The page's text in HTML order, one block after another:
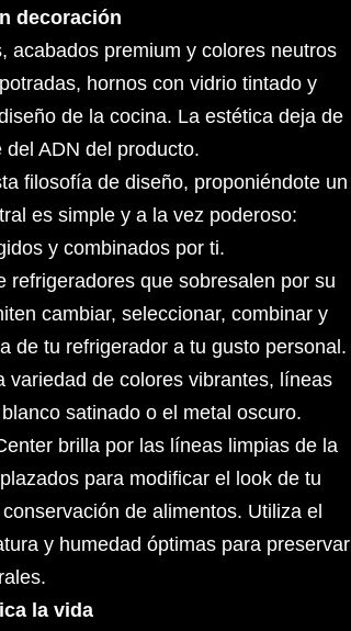
decoración
acabados premium y colores neutros
hornos con vidrio tintado y
de la cocina. La estética deja de
ADN del producto.
filosofía de diseño, proponiéndote un
es simple y a la vez poderoso:
y combinados por ti.
refrigeradores que sobresalen por su
cambiar, seleccionar, combinar y
de tu refrigerador a tu gusto personal.
variedad de colores vibrantes, líneas
satinado o el metal oscuro.
brilla por las líneas limpias de la
para modificar el look de tu
de alimentos. Utiliza el
y humedad óptimas para preservar
la vida